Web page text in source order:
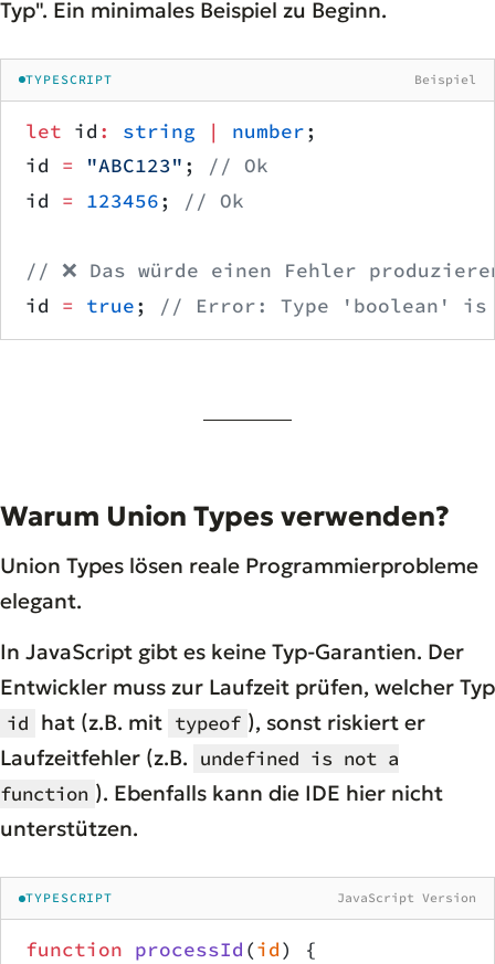
Typ". Ein minimales Beispiel zu Beginn.
TYPESCRIPT Beispiel
let id : string | number;
id = "ABC123" ;
// Ok
id = 123456; // Ok
// ❌ Das würde einen Fehler
id = true; // Error: Type 'boolean' is
Warum Union Types verwenden?
Union Types lösen reale Programmierprobleme
elegant.
In JavaScript gibt es keine Typ-Garantien. Der
Entwickler muss zur Laufzeit prüfen, welcher Typ
id hat (z.B. mit typeof ), sonst riskiert er
Laufzeitfehler (z.B. undefined is not a
function ). Ebenfalls kann die IDE hier nicht
unterstützen.
TYPESCRIPT JavaScript Version
function processId (id) {